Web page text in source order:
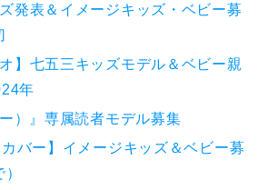
発表＆イメージキッズ・ベビー募
】七五三キッズモデル＆ベビー親
年
）』専属読者モデル募集
カバー】イメージキッズ＆ベビー募